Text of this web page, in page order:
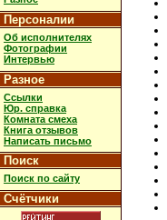
Персоналии
Об исполнителях
Фотографии
Интервью
Разное
Ссылки
Юр. справка
Комната смеха
Книга отзывов
Написать письмо
Поиск
Поиск по сайту
Счётчики